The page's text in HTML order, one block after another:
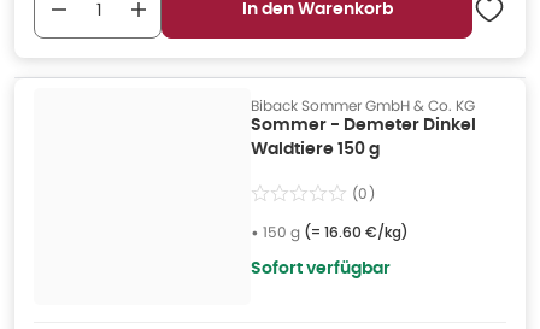
In den Warenkorb
Biback Sommer GmbH & Co. KG
Sommer - Demeter Dinkel
Waldtiere 150 g
(0)
• 150 g (= 16.60 €/kg)
Sofort verfügbar